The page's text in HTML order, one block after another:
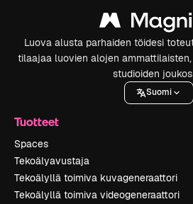
Luova alusta parhaiden töidesi
tilaajaa luovien alojen
studioiden
Suomi
Tuotteet
Spaces
Tekoälyavustaja
Tekoälyllä toimiva kuvageneraattori
Tekoälyllä toimiva videogeneraattori